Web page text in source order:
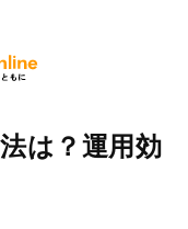
は？運用効